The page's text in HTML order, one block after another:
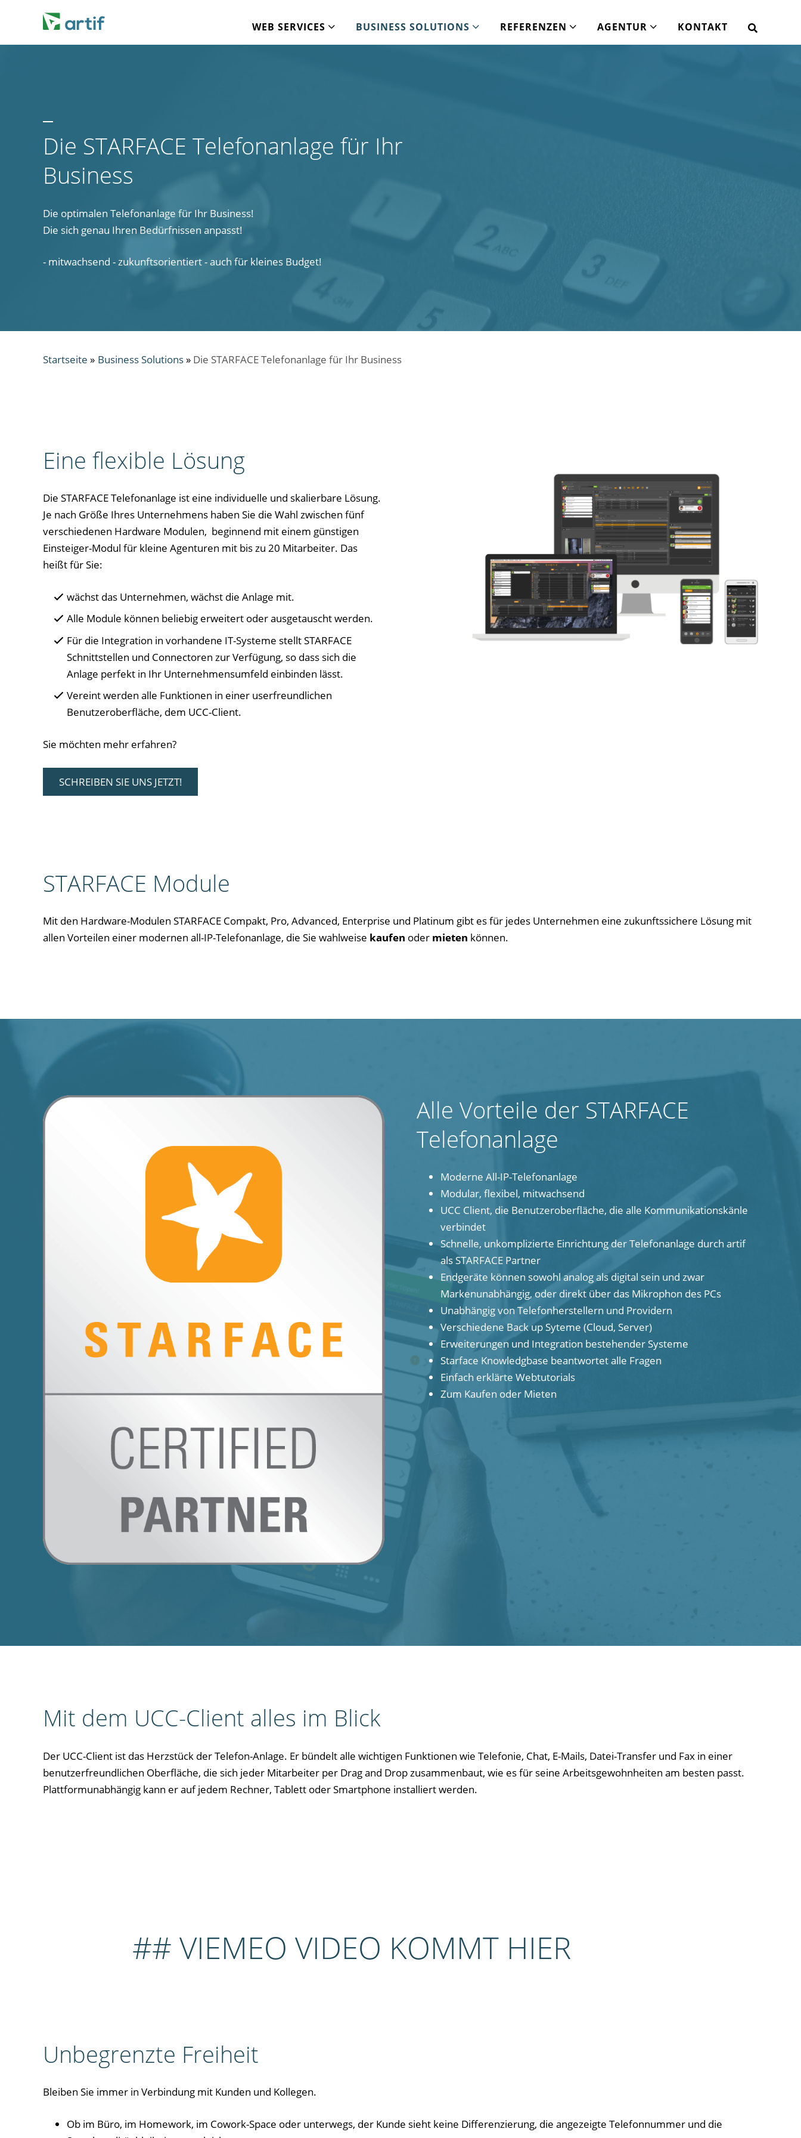
WEB SERVICES BUSINESS SOLUTIONS REFERENZEN AGENTUR KONTAKT
Die STARFACE Telefonanlage für Ihr
Business
Die optimalen Telefonanlage für Ihr Business!
Die sich genau Ihren Bedürfnissen anpasst!
- mitwachsend - zukunftsorientiert - auch für kleines Budget!
Startseite » Business Solutions» Die STARFACE Telefonanlage für Ihr Business
Eine flexible Lösung
Die STARFACE Telefonanlage ist eine individuelle und skalierbare Lösung.
Je nach Größe Ihres Unternehmens haben Sie die Wahl zwischen fünf
verschiedenen Hardware Modulen, beginnend mit einem günstigen
Einsteiger-Modul für kleine Agenturen mit bis zu 20 Mitarbeiter. Das
heißt für Sie:
wächst das Unternehmen, wächst die Anlage mit.
Alle Module können beliebig erweitert oder ausgetauscht werden.
Für die Integration in vorhandene IT-Systeme stellt STARFACE
Schnittstellen und Connectoren zur Verfügung, so dass sich die
Anlage perfekt in Ihr Unternehmensumfeld einbinden lässt.
Vereint werden alle Funktionen in einer userfreundlichen
Benutzeroberfläche, dem UCC-Client.
Sie möchten mehr erfahren?
SCHREIBEN SIE UNS JETZT!
STARFACE Module
Mit den Hardware-Modulen STARFACE Compakt, Pro, Advanced, Enterprise und Platinum gibt es für jedes Unternehmen eine zukunftssichere Lösung mit
allen Vorteilen einer modernen all-IP-Telefonanlage, die Sie wahlweise kaufen oder mieten können.
Alle Vorteile der STARFACE
Telefonanlage
Moderne All-IP-Telefonanlage
Modular, flexibel, mitwachsend
UCC Client, die Benutzeroberfläche, die alle Kommunikationskänle
verbindet
Schnelle, unkomplizierte Einrichtung der Telefonanlage durch artif
als STARFACE Partner
Endgeräte können sowohl analog als digital sein und zwar
Markenunabhängig, oder direkt über das Mikrophon des PCs
Unabhängig von Telefonherstellern und Providern
Verschiedene Back up Syteme (Cloud, Server)
Erweiterungen und Integration bestehender Systeme
Starface Knowledgbase beantwortet alle Fragen
Einfach erklärte Webtutorials
Zum Kaufen oder Mieten
Mit dem UCC-Client alles im Blick
Der UCC-Client ist das Herzstück der Telefon-Anlage. Er bündelt alle wichtigen Funktionen wie Telefonie, Chat, E-Mails, Datei-Transfer und Fax in einer
benutzerfreundlichen Oberfläche, die sich jeder Mitarbeiter per Drag and Drop zusammenbaut, wie es für seine Arbeitsgewohnheiten am besten passt.
Plattformunabhängig kann er auf jedem Rechner, Tablett oder Smartphone installiert werden.
## VIEMEO VIDEO KOMMT HIER
Unbegrenzte Freiheit
Bleiben Sie immer in Verbindung mit Kunden und Kollegen.
Ob im Büro, im Homework, im Cowork-Space oder unterwegs, der Kunde sieht keine Differenzierung, die angezeigte Telefonnummer und die